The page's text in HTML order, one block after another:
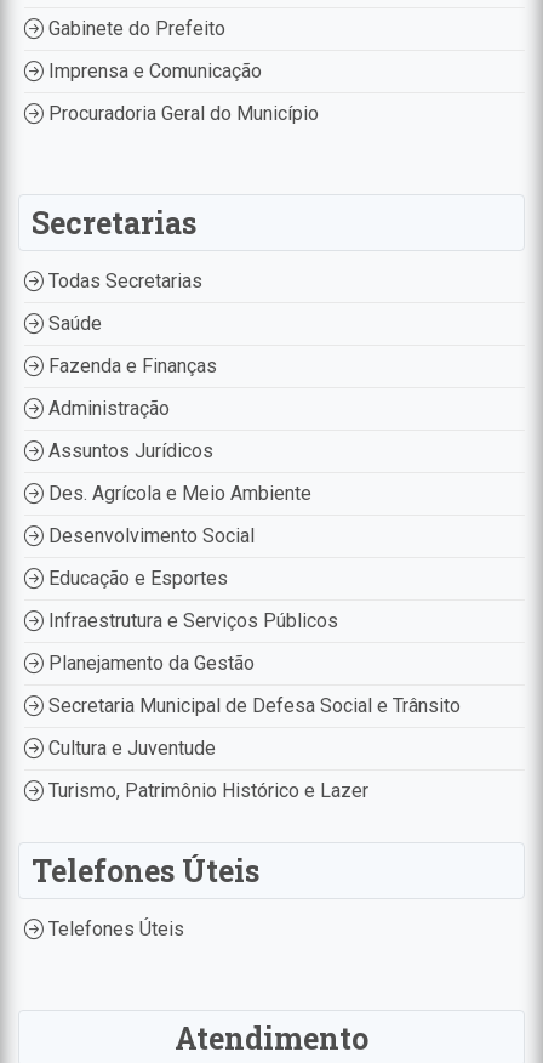
Gabinete do Prefeito
Imprensa e Comunicação
Procuradoria Geral do Município
Secretarias
Todas Secretarias
Saúde
Fazenda e Finanças
Administração
Assuntos Jurídicos
Des. Agrícola e Meio Ambiente
Desenvolvimento Social
Educação e Esportes
Infraestrutura e Serviços Públicos
Planejamento da Gestão
Secretaria Municipal de Defesa Social e Trânsito
Cultura e Juventude
Turismo, Patrimônio Histórico e Lazer
Telefones Úteis
Telefones Úteis
Atendimento